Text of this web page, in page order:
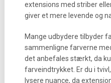
extensions med striber
giver et mere levende og
Mange udbydere tilbyder
sammenligne farverne
det anbefales stærkt, da
farveindtrykket. Er du i
lysere nuance, da